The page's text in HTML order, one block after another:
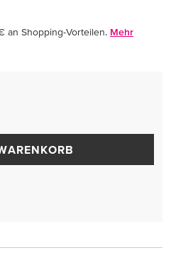
an Shopping-Vorteilen. Mehr